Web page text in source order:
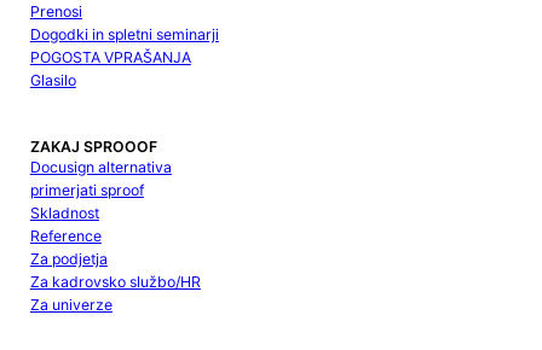
Prenosi
Dogodki in spletni seminarji
POGOSTA VPRAŠANJA
Glasilo
ZAKAJ SPROOOF
Docusign alternativa
primerjati sproof
Skladnost
Reference
Za podjetja
Za kadrovsko službo/HR
Za univerze